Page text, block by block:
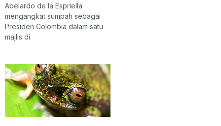
Abelardo de la Espriella
mengangkat sumpah sebagai
Presiden Colombia dalam satu
majlis di